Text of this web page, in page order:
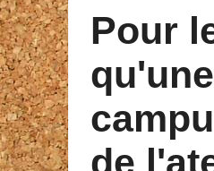
Pour
qu'une
de